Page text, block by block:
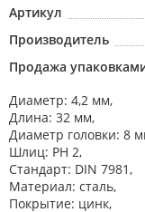
Артикул
Производитель
Продажа
Диаметр: 4,2 мм,
Длина: 32 мм,
Диаметр головки: 8
Шлиц: РН 2,
Стандарт: DIN 7981,
Материал: сталь,
Покрытие: цинк,